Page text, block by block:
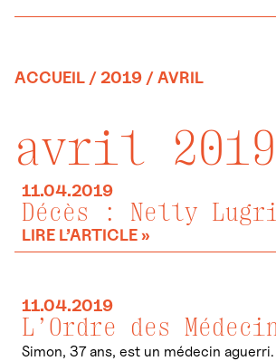
ACCUEIL / 2019 / AVRIL
avril 2019
11.04.2019
Décès : Nelly
LIRE L’ARTICLE »
11.04.2019
L’Ordre des
Simon, 37 ans, est un médecin aguerri.